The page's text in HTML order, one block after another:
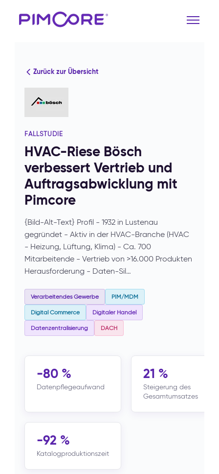
Zurück zur Übersicht
FALLSTUDIE
HVAC-Riese Bösch
verbessert Vertrieb und
Auftragsabwicklung mit
Pimcore
{Bild-Alt-Text} Profil - 1932 in Lustenau
gegründet - Aktiv in der HVAC-Branche (HVAC
- Heizung, Lüftung, Klima) - Ca. 700
Mitarbeitende - Vertrieb von >16.000 Produkten
Herausforderung - Daten-Sil…
Verarbeitendes Gewerbe PIM/MDM
Digital Commerce Digitaler Handel
Datenzentralisierung DACH
-80 %
Datenpflegeaufwand
21 %
Steigerung des
Gesamtumsatzes
-92 %
Katalogproduktionszeit